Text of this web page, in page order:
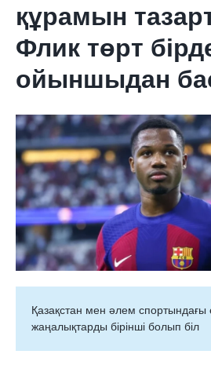
құрамын
Флик төрт
ойыншыдан
Қазақстан мен әлем спортындағы
жаңалықтарды бірінші болып біл